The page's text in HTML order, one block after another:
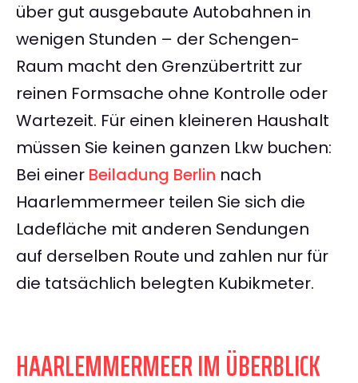
über gut ausgebaute Autobahnen in
wenigen Stunden – der Schengen-
Raum macht den Grenzübertritt zur
reinen Formsache ohne Kontrolle oder
Wartezeit. Für einen kleineren Haushalt
müssen Sie keinen ganzen Lkw buchen:
Bei einer Beiladung Berlin nach
Haarlemmermeer teilen Sie sich die
Ladefläche mit anderen Sendungen
auf derselben Route und zahlen nur für
die tatsächlich belegten Kubikmeter.
HAARLEMMERMEER IM ÜBERBLICK